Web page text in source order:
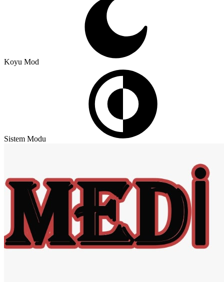
Koyu Mod
Sistem Modu